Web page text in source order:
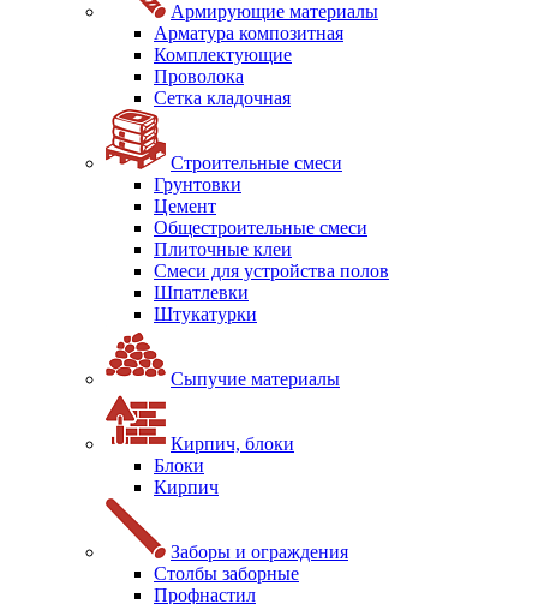
Армирующие материалы
Арматура композитная
Комплектующие
Проволока
Сетка кладочная
Строительные смеси
Грунтовки
Цемент
Общестроительные смеси
Плиточные клеи
Смеси для устройства полов
Шпатлевки
Штукатурки
Сыпучие материалы
Кирпич, блоки
Блоки
Кирпич
Заборы и ограждения
Столбы заборные
Профнастил